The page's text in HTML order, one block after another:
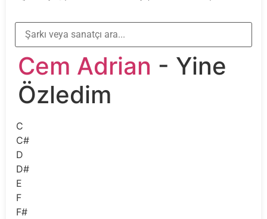
Cem Adrian - Yine
Özledim
C
C#
D
D#
E
F
F#